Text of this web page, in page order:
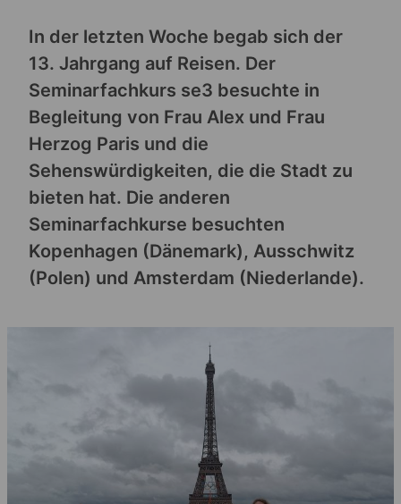
In der letzten Woche begab sich der
13. Jahrgang auf Reisen. Der
Seminarfachkurs se3 besuchte in
Begleitung von Frau Alex und Frau
Herzog Paris und die
Sehenswürdigkeiten, die die Stadt zu
bieten hat. Die anderen
Seminarfachkurse besuchten
Kopenhagen (Dänemark), Ausschwitz
(Polen) und Amsterdam (Niederlande).